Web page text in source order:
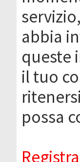
abbia
queste
il tuo
possa